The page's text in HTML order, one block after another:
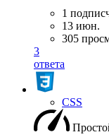
1
13 июн.
305
3
ответа
CSS